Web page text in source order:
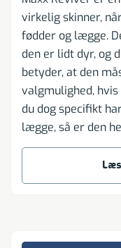
virkelig skinner,
fødder og lægge.
den er lidt dyr, og
betyder, at den
valgmulighed,
du dog specifikt
lægge, så er den